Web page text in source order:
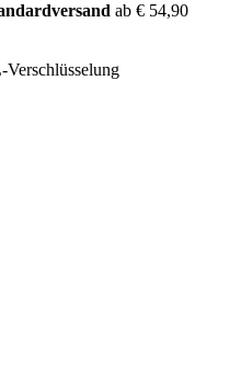
ab € 54,90
Verschlüsselung